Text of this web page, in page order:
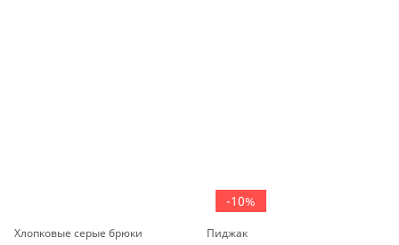
Хлопковые серые брюки
-10%
Пиджак